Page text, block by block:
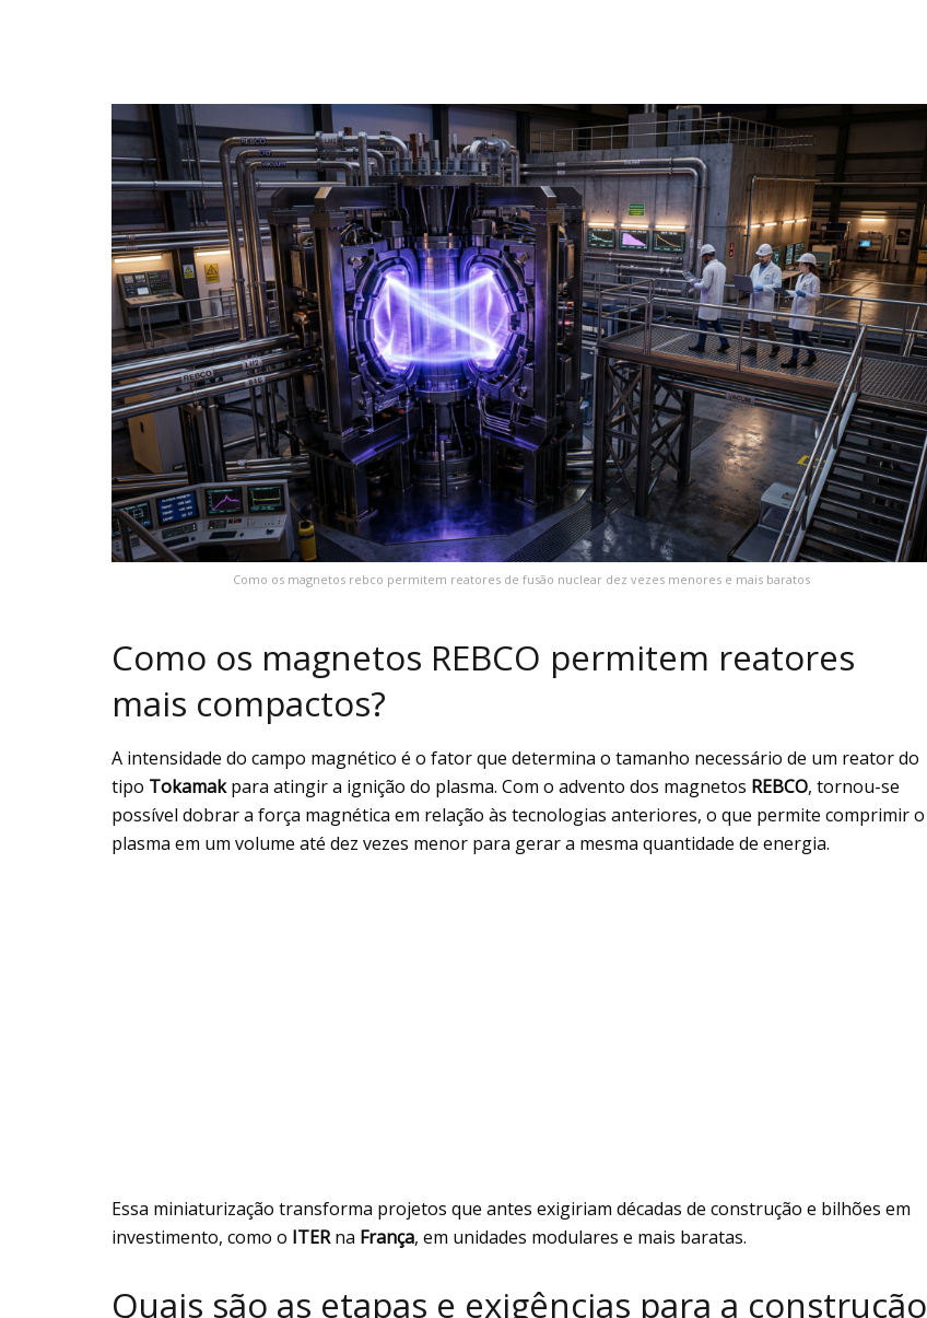
Como os magnetos rebco permitem reatores de fusão nuclear dez vezes menores e mais baratos
Como os magnetos REBCO permitem reatores
mais compactos?
A intensidade do campo magnético é o fator que determina o tamanho necessário de um reator do
tipo Tokamakpara atingir a ignição do plasma. Com o advento dos magnetos REBCO, tornou-se
possível dobrar a força magnética em relação às tecnologias anteriores, o que permite comprimir o
plasma em um volume até dez vezes menor para gerar a mesma quantidade de energia.
Essa miniaturização transforma projetos que antes exigiriam décadas de construção e bilhões em
investimento, como o ITERna França, em unidades modulares e mais baratas.
Quais são as etapas e exigências para a construção